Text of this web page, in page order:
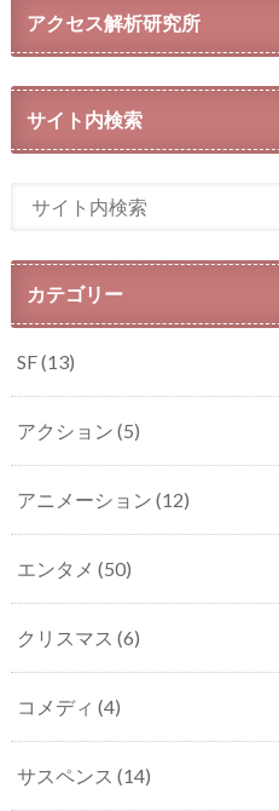
アクセス解析研究所
サイト内検索
カテゴリー
SF(13)
アクション (5)
アニメーション (12)
エンタメ (50)
クリスマス (6)
コメディ (4)
サスペンス (14)